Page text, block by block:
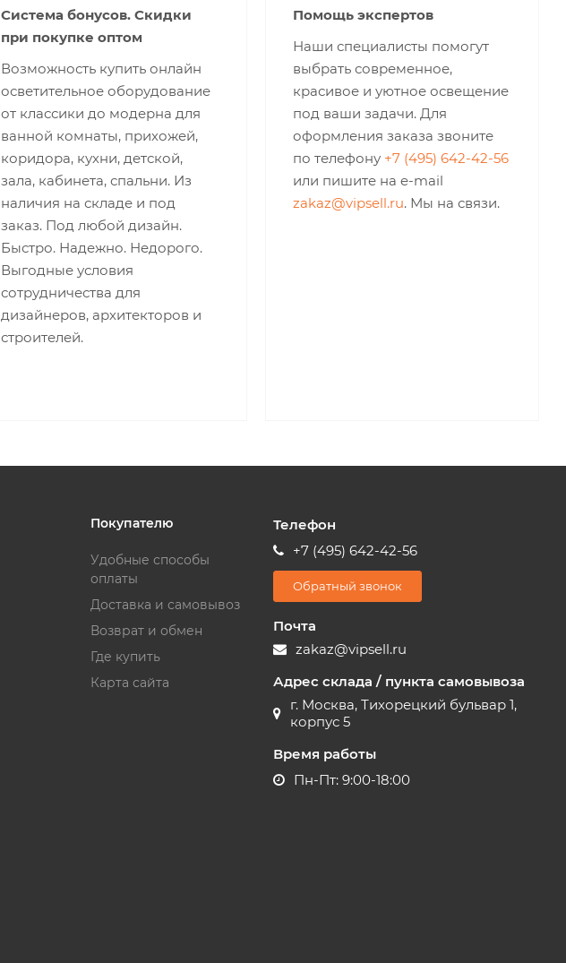
Система бонусов. Скидки
при покупке оптом
Возможность купить онлайн
осветительное оборудование
от классики до модерна для
ванной комнаты, прихожей,
коридора, кухни, детской,
зала, кабинета, спальни. Из
наличия на складе и под
заказ. Под любой дизайн.
Быстро. Надежно. Недорого.
Выгодные условия
сотрудничества для
дизайнеров, архитекторов и
строителей.
Помощь экспертов
Наши специалисты помогут
выбрать современное,
красивое и уютное освещение
под ваши задачи. Для
оформления заказа звоните
по телефону +7 (495) 642-42-56
или пишите на e-mail
zakaz@vipsell.ru. Мы на связи.
Покупателю
Удобные способы
оплаты
Доставка и самовывоз
Возврат и обмен
Где купить
Карта сайта
Телефон
+7 (495) 642-42-56
Обратный звонок
Почта
zakaz@vipsell.ru
Адрес склада / пункта самовывоза
г. Москва, Тихорецкий бульвар 1,
корпус 5
Время работы
Пн-Пт: 9:00-18:00